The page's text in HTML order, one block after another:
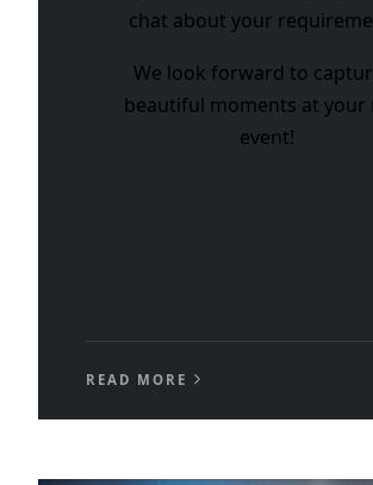
chat about your
We look forward to
beautiful moments at your
event!
READ MORE